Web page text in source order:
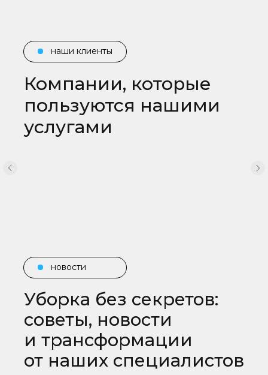
Компании, которые
пользуются нашими
услугами
наши клиенты
Уборка без секретов:
советы, новости
и трансформации
от наших специалистов
новости
наши услуги